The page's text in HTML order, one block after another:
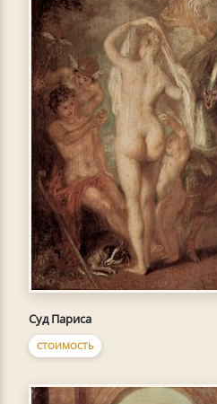
Суд Париса
СТОИМОСТЬ